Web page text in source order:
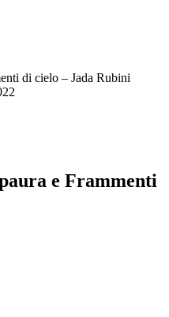
di cielo – Jada Rubini
e Frammenti